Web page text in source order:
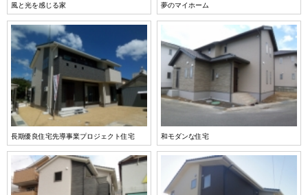
風と光を感じる家 夢のマイホーム
長期優良住宅先導事業プロジェクト住宅 和モダンな住宅